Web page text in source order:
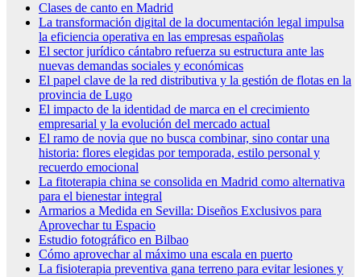
Clases de canto en Madrid
La transformación digital de la documentación legal impulsa
la eficiencia operativa en las empresas españolas
El sector jurídico cántabro refuerza su estructura ante las
nuevas demandas sociales y económicas
El papel clave de la red distributiva y la gestión de flotas en la
provincia de Lugo
El impacto de la identidad de marca en el crecimiento
empresarial y la evolución del mercado actual
El ramo de novia que no busca combinar, sino contar una
historia: flores elegidas por temporada, estilo personal y
recuerdo emocional
La fitoterapia china se consolida en Madrid como alternativa
para el bienestar integral
Armarios a Medida en Sevilla: Diseños Exclusivos para
Aprovechar tu Espacio
Estudio fotográfico en Bilbao
Cómo aprovechar al máximo una escala en puerto
La fisioterapia preventiva gana terreno para evitar lesiones y